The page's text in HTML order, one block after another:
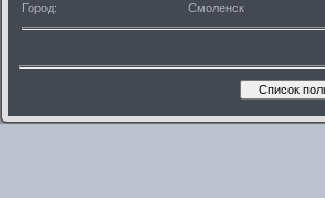
Город:
Смоленск